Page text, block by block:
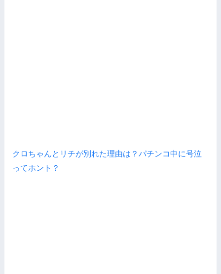
クロちゃんとリチが別れた理由は？パチンコ中に号泣
ってホント？